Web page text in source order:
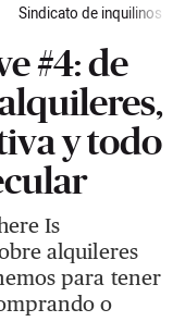
Sindicato de inquilinos
#4: de
y todo
Is
alquileres
para tener
o